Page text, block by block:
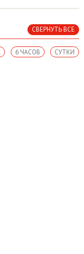
СВЕРНУТЬ ВСЕ
СУТКИ
6 ЧАСОВ